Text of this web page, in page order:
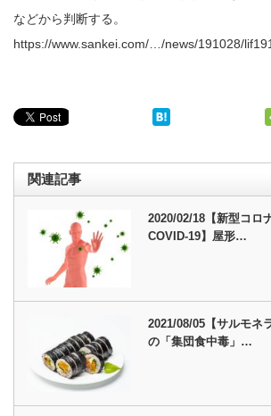
などから判断する。
https://www.sankei.com/…/news/191028/
関連記事
2020/02/18【新型コロ
COVID-19】屋形…
2021/08/05【サルモネ
の「集団食中毒」…